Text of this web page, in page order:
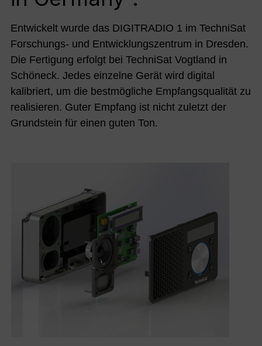
Entwickelt wurde das DIGITRADIO 1 im TechniSat
Forschungs- und Entwicklungszentrum in Dresden.
Die Fertigung erfolgt bei TechniSat Vogtland in
Schöneck. Jedes einzelne Gerät wird digital
kalibriert, um die bestmögliche Empfangsqualität zu
realisieren. Guter Empfang ist nicht zuletzt der
Grundstein für einen guten Ton.